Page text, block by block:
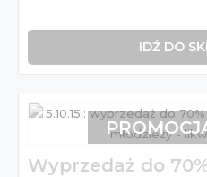
IDŹ DO
Wyprzedaż do